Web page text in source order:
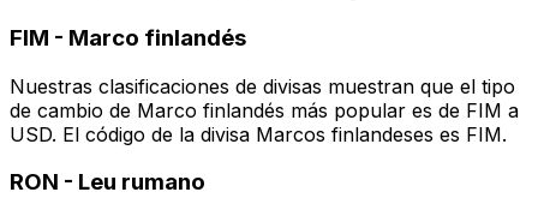
FIM - Marco finlandés
Nuestras clasificaciones de divisas muestran que el tipo
de cambio de Marco finlandés más popular es de FIM a
USD. El código de la divisa Marcos finlandeses es FIM.
RON - Leu rumano